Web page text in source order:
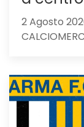
2 Agosto